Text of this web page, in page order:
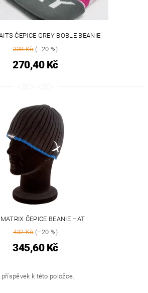
ČEPICE GREY BOBLE BEANIE
338 Kč(–20 %)
270,40 Kč
ČEPICE BEANIE HAT
432 Kč(–20 %)
345,60 Kč
k této položce.